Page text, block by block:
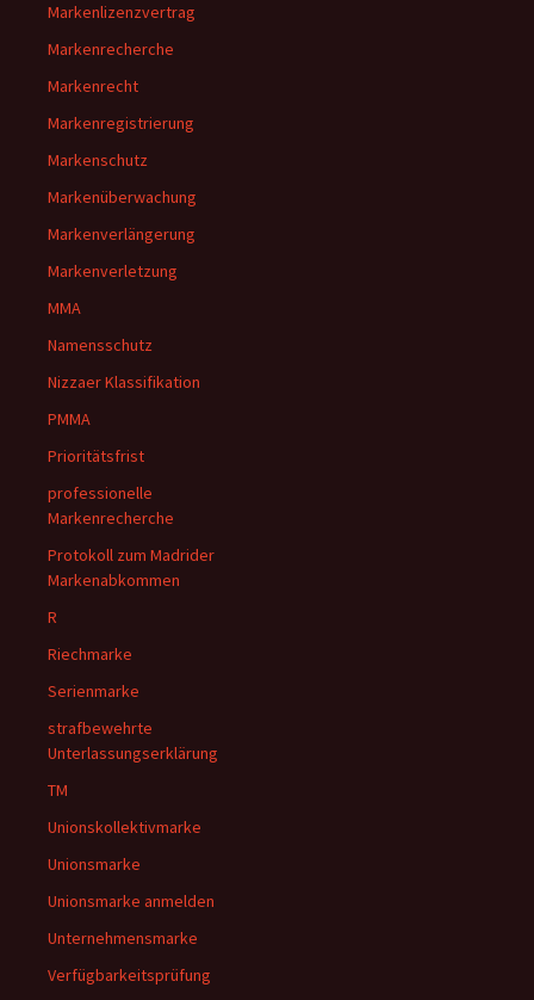
Markenlizenzvertrag
Markenrecherche
Markenrecht
Markenregistrierung
Markenschutz
Markenüberwachung
Markenverlängerung
Markenverletzung
MMA
Namensschutz
Nizzaer Klassifikation
PMMA
Prioritätsfrist
professionelle
Markenrecherche
Protokoll zum Madrider
Markenabkommen
R
Riechmarke
Serienmarke
strafbewehrte
Unterlassungserklärung
TM
Unionskollektivmarke
Unionsmarke
Unionsmarke anmelden
Unternehmensmarke
Verfügbarkeitsprüfung